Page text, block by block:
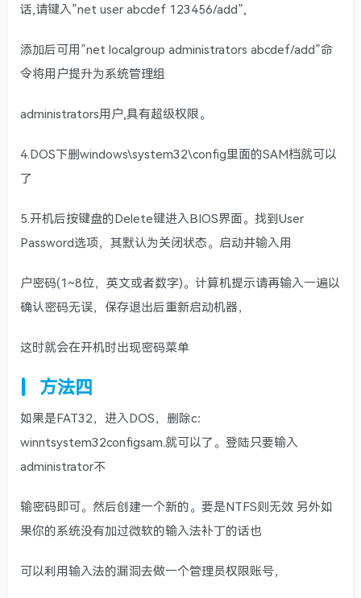
话,请键入”net user abcdef 123456/add”,
添加后可用”net localgroup administrators abcdef/add”命
令将用户提升为系统管理组
administrators用户,具有超级权限。
4.DOS下删windows\system32\config里面的SAM档就可以
了
5.开机后按键盘的Delete键进入BIOS界面。找到User
Password选项，其默认为关闭状态。启动并输入用
户密码(1~8位，英文或者数字)。计算机提示请再输入一遍以
确认密码无误，保存退出后重新启动机器，
这时就会在开机时出现密码菜单
方法四
如果是FAT32，进入DOS，删除c：
winntsystem32configsam.就可以了。登陆只要输入
administrator不
输密码即可。然后创建一个新的。要是NTFS则无效 另外如
果你的系统没有加过微软的输入法补丁的话也
可以利用输入法的漏洞去做一个管理员权限账号，